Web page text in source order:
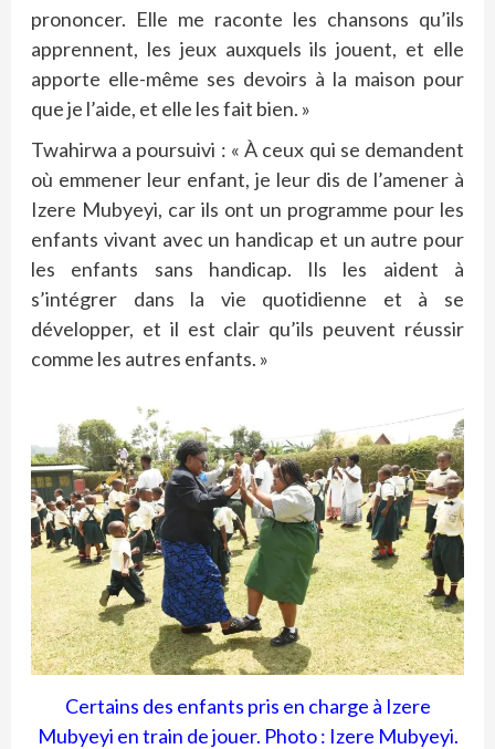
prononcer. Elle me raconte les chansons qu’ils
apprennent, les jeux auxquels ils jouent, et elle
apporte elle-même ses devoirs à la maison pour
que je l’aide, et elle les fait bien. »
Twahirwa a poursuivi : « À ceux qui se demandent
où emmener leur enfant, je leur dis de l’amener à
Izere Mubyeyi, car ils ont un programme pour les
enfants vivant avec un handicap et un autre pour
les enfants sans handicap. Ils les aident à
s’intégrer dans la vie quotidienne et à se
développer, et il est clair qu’ils peuvent réussir
comme les autres enfants. »
Certains des enfants pris en charge à Izere
Mubyeyi en train de jouer. Photo : Izere Mubyeyi.